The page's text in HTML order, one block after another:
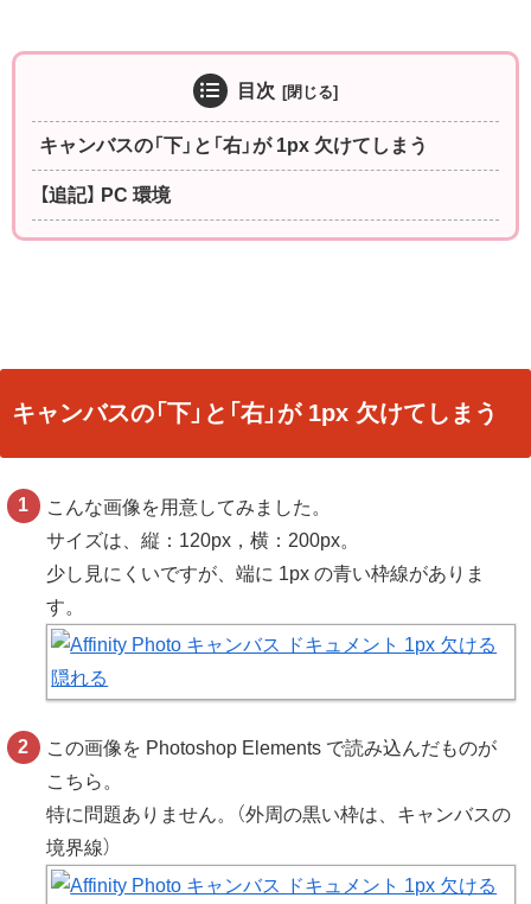
目次
キャンバスの「下」と「右」が 1px 欠けてしまう
【追記】 PC 環境
キャンバスの「下」と「右」が 1px 欠けてしまう
こんな画像を用意してみました。
サイズは、縦：120px，横：200px。
少し見にくいですが、端に 1px の青い枠線がありま
す。
この画像を Photoshop Elements で読み込んだものが
こちら。
特に問題ありません。（外周の黒い枠は、キャンバスの
境界線）